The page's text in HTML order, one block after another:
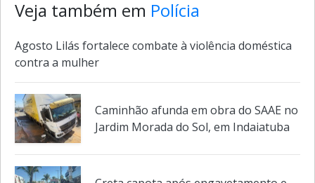
Veja também em Polícia
Agosto Lilás fortalece combate à violência doméstica
Caminhão afunda em obra do SAAE no
Jardim Morada do Sol, em Indaiatuba